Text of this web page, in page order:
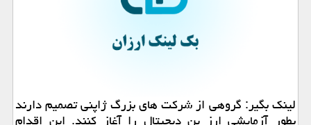
لینك بگیر: گروهی از شركت های بزرگ ژاپنی تصمیم دارند
بطور آزمایشی ارز ین دیجیتال را آغاز كنند. این اقدام